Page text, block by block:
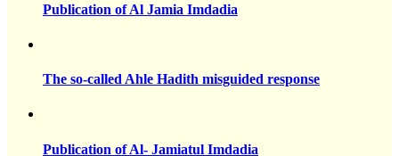
Publication of Al Jamia Imdadia
The so-called Ahle Hadith misguided response
Publication of Al- Jamiatul Imdadia